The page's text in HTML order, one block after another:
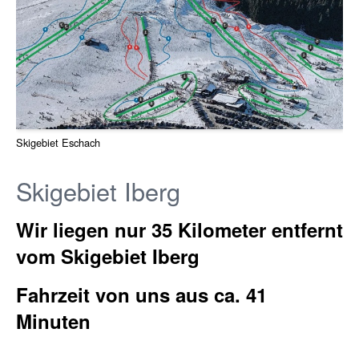
Skigebiet Eschach
Skigebiet Iberg
Wir liegen nur 35 Kilometer entfernt
vom Skigebiet Iberg
Fahrzeit von uns aus ca. 41
Minuten